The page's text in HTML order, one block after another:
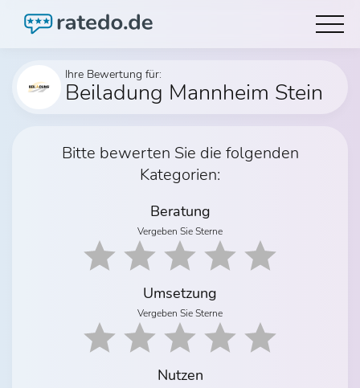
Ihre Bewertung für:
Beiladung Mannheim Stein
Bitte bewerten Sie die folgenden
Kategorien:
Beratung
Vergeben Sie Sterne
Umsetzung
Vergeben Sie Sterne
Nutzen